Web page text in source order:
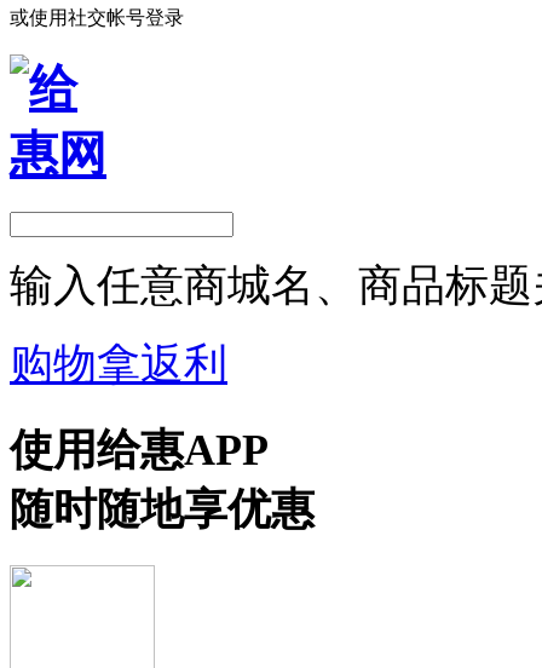
或使用社交帐号登录
输入任意商城名、商品标
购物拿返利
使用给惠APP
随时随地享优惠